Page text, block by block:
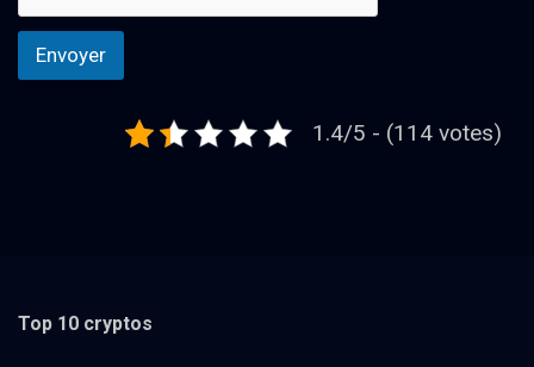
Envoyer
1.4/5 - (114 votes)
Top 10 cryptos